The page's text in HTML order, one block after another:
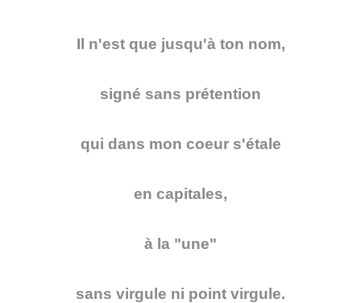
Il n'est que jusqu'à ton nom,
signé sans prétention
qui dans mon coeur s'étale
en capitales,
à la "une"
sans virgule ni point virgule.